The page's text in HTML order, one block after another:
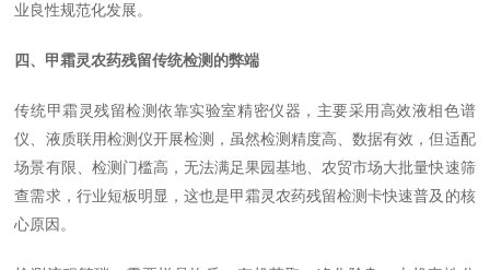
业良性规范化发展。
四、甲霜灵农药残留传统检测的弊端
传统甲霜灵残留检测依靠实验室精密仪器，主要采用高效液相色谱
仪、液质联用检测仪开展检测，虽然检测精度高、数据有效，但适配
场景有限、检测门槛高，无法满足果园基地、农贸市场大批量快速筛
查需求，行业短板明显，这也是甲霜灵农药残留检测卡快速普及的核
心原因。